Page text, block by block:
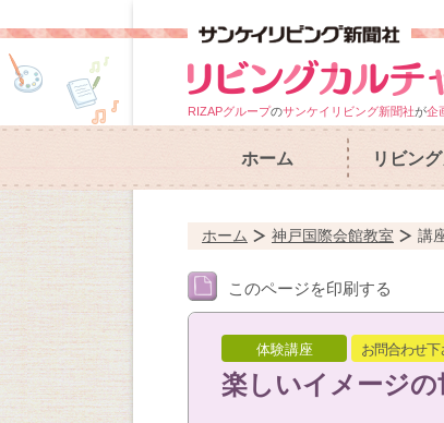
RIZAPグループのサンケイリビング新聞社が企
ホーム リビン
ホーム 神戸国際会館教室 講
このページを印刷する
体験講座 お問合わせ下
楽しいイメージの